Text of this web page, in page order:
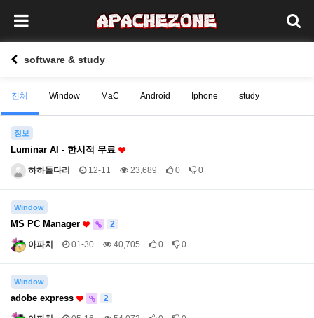
software & study
전체 Window MaC Android Iphone study
정보
Luminar AI - 한시적 무료
하하돌다리 12-11 23,689 0 0
Window
MS PC Manager 2
아파치 01-30 40,705 0 0
Window
adobe express 2